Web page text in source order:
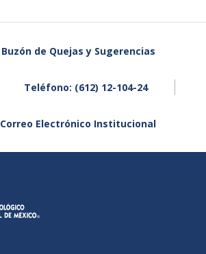
Buzón de Quejas y Sugerencias
Teléfono: (612) 12-104-24
Correo Electrónico Institucional